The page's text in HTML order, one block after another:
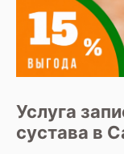
Услуга
сустава в